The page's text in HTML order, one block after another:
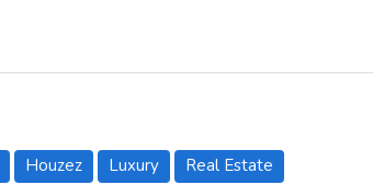
Houzez Luxury Real Estate